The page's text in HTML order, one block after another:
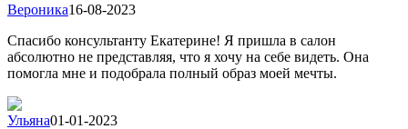
Вероника16-08-2023
Спасибо консультанту Екатерине! Я пришла в салон
абсолютно не представляя, что я хочу на себе видеть. Она
помогла мне и подобрала полный образ моей мечты.
Ульяна01-01-2023